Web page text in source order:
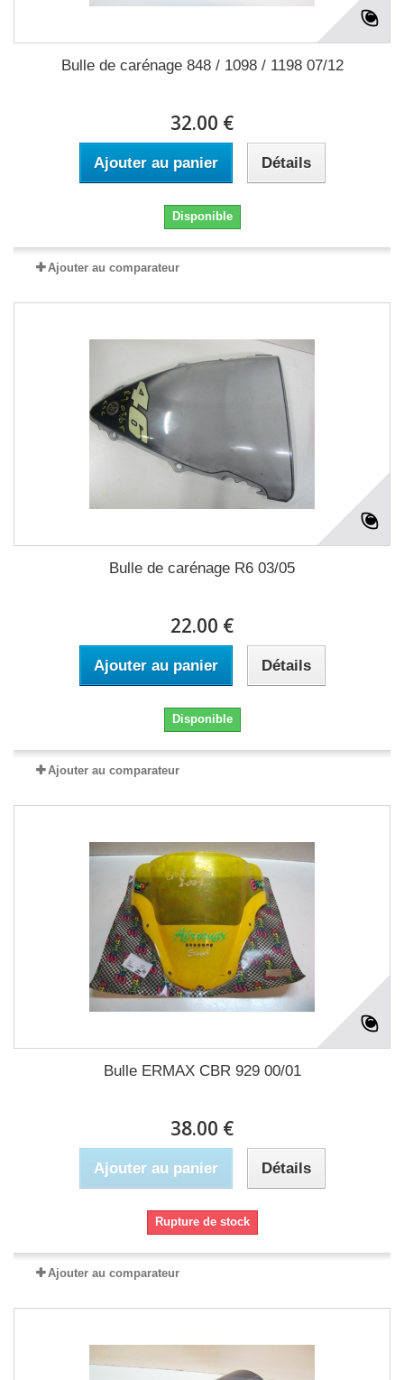
Bulle de carénage 848 / 1098 / 1198 07/12
32.00 €
Ajouter au panier Détails
Disponible
Ajouter au comparateur
Bulle de carénage R6 03/05
22.00 €
Ajouter au panier Détails
Disponible
Ajouter au comparateur
Bulle ERMAX CBR 929 00/01
38.00 €
Ajouter au panier Détails
Rupture de stock
Ajouter au comparateur